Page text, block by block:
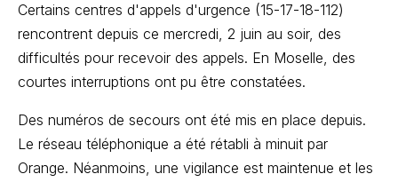
Certains centres d'appels d'urgence (15-17-18-112)
rencontrent depuis ce mercredi, 2 juin au soir, des
difficultés pour recevoir des appels. En Moselle, des
courtes interruptions ont pu être constatées.
Des numéros de secours ont été mis en place depuis.
Le réseau téléphonique a été rétabli à minuit par
Orange. Néanmoins, une vigilance est maintenue et les